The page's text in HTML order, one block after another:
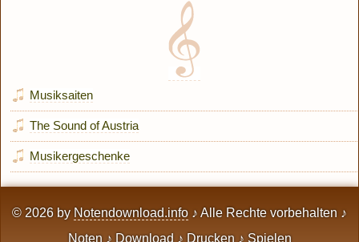
Musiksaiten
The Sound of Austria
Musikergeschenke
© 2026 by Notendownload.info ♪ Alle Rechte vorbehalten ♪
Noten ♪ Download ♪ Drucken ♪ Spielen